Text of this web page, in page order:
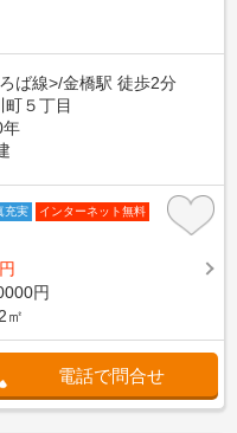
ば線>/金橋駅 徒歩2分
５丁目
年
充実 インターネット無料
円
㎡
電話で問合せ